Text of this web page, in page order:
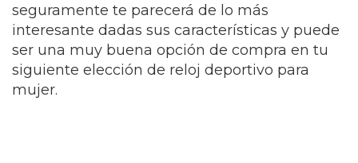
seguramente te parecerá de lo más
interesante dadas sus características y puede
ser una muy buena opción de compra en tu
siguiente elección de reloj deportivo para
mujer.